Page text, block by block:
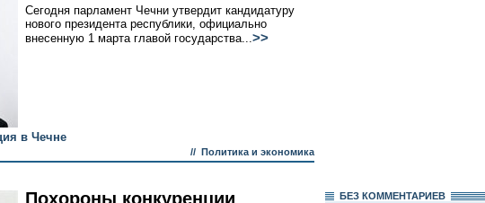
Сегодня парламент Чечни утвердит кандидатуру
нового президента республики, официально
внесенную 1 марта главой государства...>>
в Чечне
// Политика и экономика
Похороны конкуренции
БЕЗ КОМMЕНТАРИЕВ